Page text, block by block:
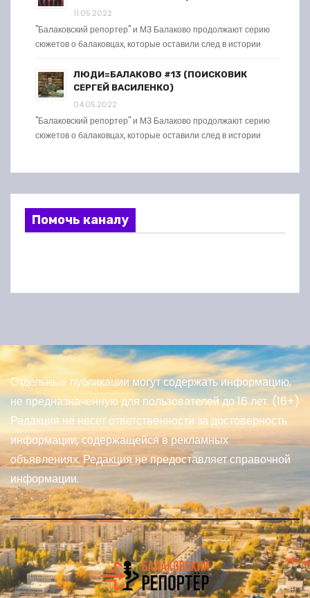
11.05.2022
"Балаковский репортер" и МЗ Балаково продолжают серию
сюжетов о балаковцах, которые оставили след в истории
ЛЮДИ=БАЛАКОВО #13 (ПОИСКОВИК
СЕРГЕЙ ВАСИЛЕНКО)
04.05.2022
"Балаковский репортер" и МЗ Балаково продолжают серию
сюжетов о балаковцах, которые оставили след в истории
Помочь каналу
Отдельные публикации могут содержать информацию,
не предназначенную для пользователей до 16 лет. (16+)
Редакция не несет ответственности за достоверность
информации, содержащейся в рекламных
объявлениях. Редакция не предоставляет справочной
информации.